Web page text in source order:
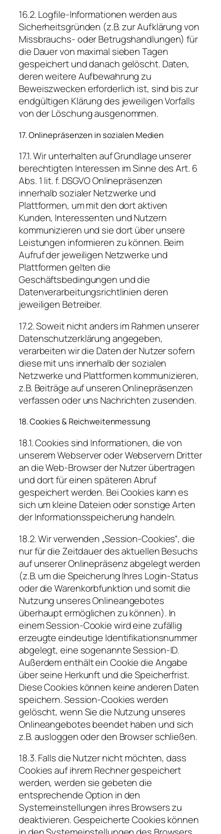
16.2. Logfile-Informationen werden aus
Sicherheitsgründen (z.B. zur Aufklärung von
Missbrauchs- oder Betrugshandlungen) für
die Dauer von maximal sieben Tagen
gespeichert und danach gelöscht. Daten,
deren weitere Aufbewahrung zu
Beweiszwecken erforderlich ist, sind bis zur
endgültigen Klärung des jeweiligen Vorfalls
von der Löschung ausgenommen.
17. Onlinepräsenzen in sozialen Medien
17.1. Wir unterhalten auf Grundlage unserer
berechtigten Interessen im Sinne des Art. 6
Abs. 1 lit. f. DSGVO Onlinepräsenzen
innerhalb sozialer Netzwerke und
Plattformen, um mit den dort aktiven
Kunden, Interessenten und Nutzern
kommunizieren und sie dort über unsere
Leistungen informieren zu können. Beim
Aufruf der jeweiligen Netzwerke und
Plattformen gelten die
Geschäftsbedingungen und die
Datenverarbeitungsrichtlinien deren
jeweiligen Betreiber.
17.2. Soweit nicht anders im Rahmen unserer
Datenschutzerklärung angegeben,
verarbeiten wir die Daten der Nutzer sofern
diese mit uns innerhalb der sozialen
Netzwerke und Plattformen kommunizieren,
z.B. Beiträge auf unseren Onlinepräsenzen
verfassen oder uns Nachrichten zusenden.
18. Cookies & Reichweitenmessung
18.1. Cookies sind Informationen, die von
unserem Webserver oder Webservern Dritter
an die Web-Browser der Nutzer übertragen
und dort für einen späteren Abruf
gespeichert werden. Bei Cookies kann es
sich um kleine Dateien oder sonstige Arten
der Informationsspeicherung handeln.
18.2. Wir verwenden „Session-Cookies“, die
nur für die Zeitdauer des aktuellen Besuchs
auf unserer Onlinepräsenz abgelegt werden
(z.B. um die Speicherung Ihres Login-Status
oder die Warenkorbfunktion und somit die
Nutzung unseres Onlineangebotes
überhaupt ermöglichen zu können). In
einem Session-Cookie wird eine zufällig
erzeugte eindeutige Identifikationsnummer
abgelegt, eine sogenannte Session-ID.
Außerdem enthält ein Cookie die Angabe
über seine Herkunft und die Speicherfrist.
Diese Cookies können keine anderen Daten
speichern. Session-Cookies werden
gelöscht, wenn Sie die Nutzung unseres
Onlineangebotes beendet haben und sich
z.B. ausloggen oder den Browser schließen.
18.3. Falls die Nutzer nicht möchten, dass
Cookies auf ihrem Rechner gespeichert
werden, werden sie gebeten die
entsprechende Option in den
Systemeinstellungen ihres Browsers zu
deaktivieren. Gespeicherte Cookies können